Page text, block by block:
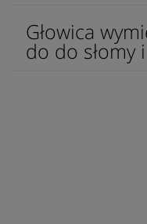
Głowica
do do